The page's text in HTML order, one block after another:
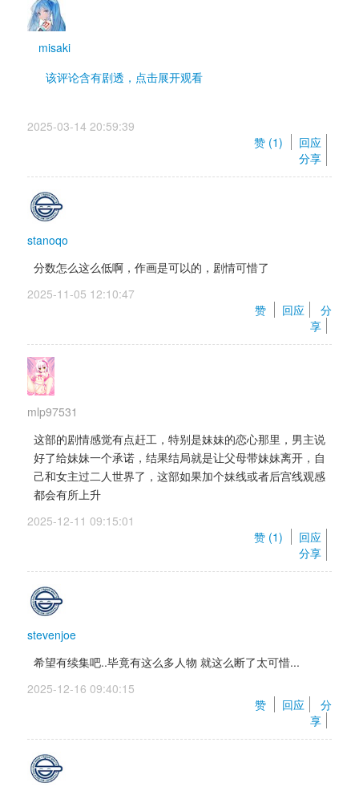
misaki
该评论含有剧透，点击展开观看
会写别硬写
2025-03-14 20:59:39
赞 (1)
回应
分享
stanoqo
分数怎么这么低啊，作画是可以的，剧情可惜了
2025-11-05 12:10:47
赞
回应
分
享
mlp97531
这部的剧情感觉有点赶工，特别是妹妹的恋心那里，男主说
好了给妹妹一个承诺，结果结局就是让父母带妹妹离开，自
己和女主过二人世界了，这部如果加个妹线或者后宫线观感
都会有所上升
2025-12-11 09:15:01
赞 (1)
回应
分享
stevenjoe
希望有续集吧..毕竟有这么多人物 就这么断了太可惜...
2025-12-16 09:40:15
赞
回应
分
享